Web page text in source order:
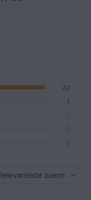
22
1
0
0
0